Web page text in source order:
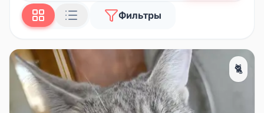
Фильтры
🐈